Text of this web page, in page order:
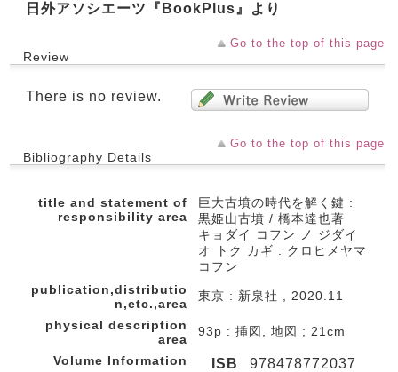
日外アソシエーツ『BookPlus』より
Go to the top of this page
Review
There is no review.
Go to the top of this page
Bibliography Details
title and statement of
responsibility area
巨大古墳の時代を解く鍵 :
黒姫山古墳 / 橋本達也著
キョダイ コフン ノ ジダイ
オ トク カギ : クロヒメヤマ
コフン
publication,distributio
n,etc.,area
東京 : 新泉社 , 2020.11
physical description
area
93p : 挿図, 地図 ; 21cm
Volume Information
ISB
978478772037